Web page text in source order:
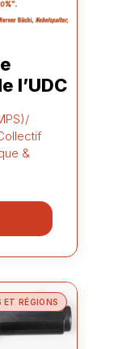
l’UDC
&
ET RÉGIONS